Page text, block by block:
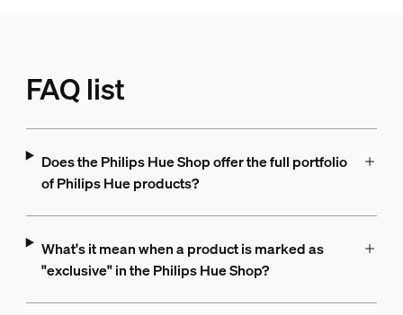
FAQ list
Does the Philips Hue Shop offer the full portfolio
of Philips Hue products?
What's it mean when a product is marked as
"exclusive" in the Philips Hue Shop?